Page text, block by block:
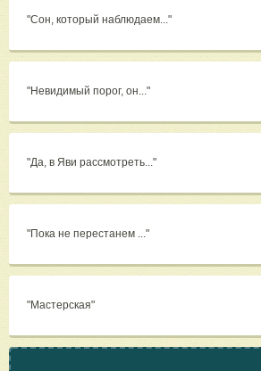
"Сон, который наблюдаем..."
"Невидимый порог, он..."
"Да, в Яви рассмотреть..."
"Пока не перестанем ..."
"Мастерская"